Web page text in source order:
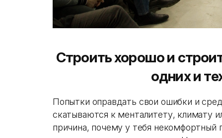
Строить хорошо и
одних и
Попытки оправдать свои ошибки и
скатываются к менталитету, климату
причина, почему у тебя некомфортный